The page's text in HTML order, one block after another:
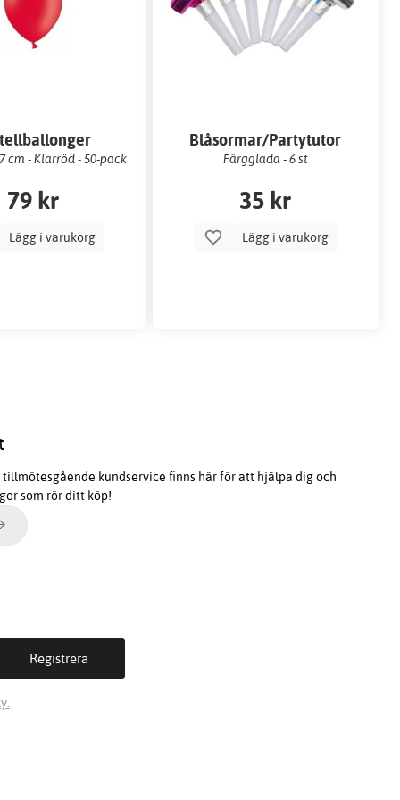
cm - Klarröd - 50-pack
79 kr
Lägg i varukorg
Blåsormar/Partytutor
Färgglada - 6 st
35 kr
Lägg i varukorg
tillmötesgående kundservice finns här för att hjälpa dig och
som rör ditt köp!